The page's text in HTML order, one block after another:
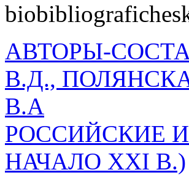
АВТОРЫ-
В.Д.,
В.А
РОССИЙСКИЕ
НАЧАЛО XXI В.)